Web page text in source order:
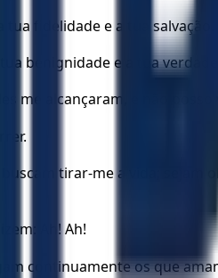
fidelidade e a tua
benignidade e a tua
me alcançaram, e não
tirar-me a vida;
Ah! Ah!
continuamente os que